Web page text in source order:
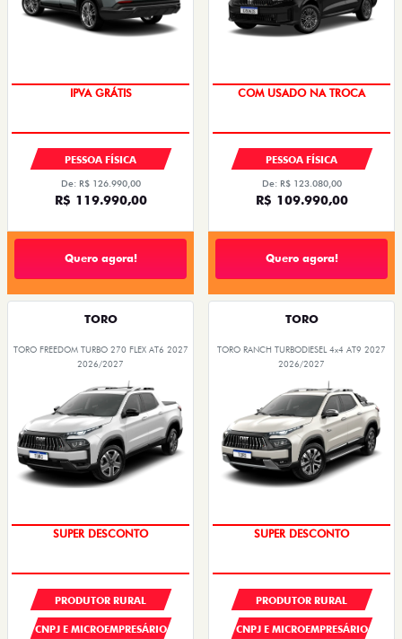
PESSOA FÍSICA
De: R$ 126.990,00
R$ 119.990,00
Quero agora!
PESSOA FÍSICA
De: R$ 123.080,00
R$ 109.990,00
Quero agora!
TORO
TORO FREEDOM TURBO 270 FLEX AT6 2027
2026/2027
SUPER DESCONTO
PRODUTOR RURAL
CNPJ E MICROEMPRESÁRIO
TORO
TORO RANCH TURBODIESEL 4x4 AT9 2027
2026/2027
SUPER DESCONTO
PRODUTOR RURAL
CNPJ E MICROEMPRESÁRIO